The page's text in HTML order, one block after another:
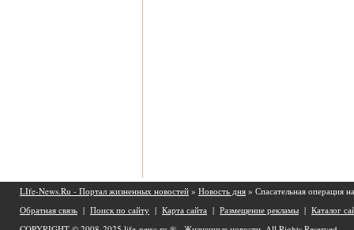
LIfe-News.Ru - Портал жизненных новостей » Новость дня » Спасательная операция
Обратная связь | Поиск по сайту | Карта сайта | Размещение рекламы | Каталог